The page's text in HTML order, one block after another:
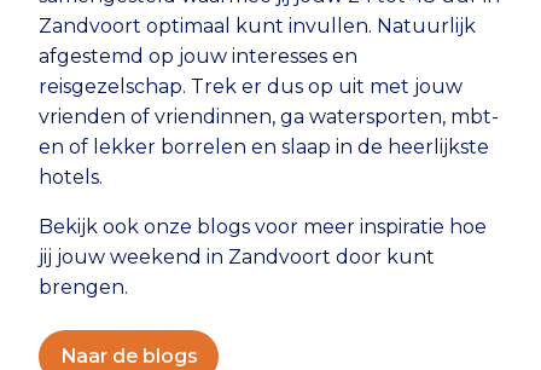
Zandvoort optimaal kunt invullen. Natuurlijk
afgestemd op jouw interesses en
reisgezelschap. Trek er dus op uit met jouw
vrienden of vriendinnen, ga watersporten, mbt-
en of lekker borrelen en slaap in de heerlijkste
hotels.
Bekijk ook onze blogs voor meer inspiratie hoe
jij jouw weekend in Zandvoort door kunt
brengen.
Naar de blogs